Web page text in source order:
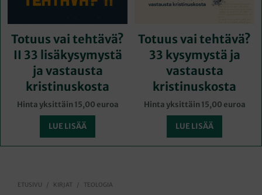
Totuus vai tehtävä?
II 33 lisäkysymystä
ja vastausta
kristinuskosta
Hinta yksittäin 15,00 euroa
LUE LISÄÄ
Totuus vai tehtävä?
33 kysymystä ja
vastausta
kristinuskosta
Hinta yksittäin 15,00 euroa
LUE LISÄÄ
ETUSIVU / KIRJAT / TEOLOGIA